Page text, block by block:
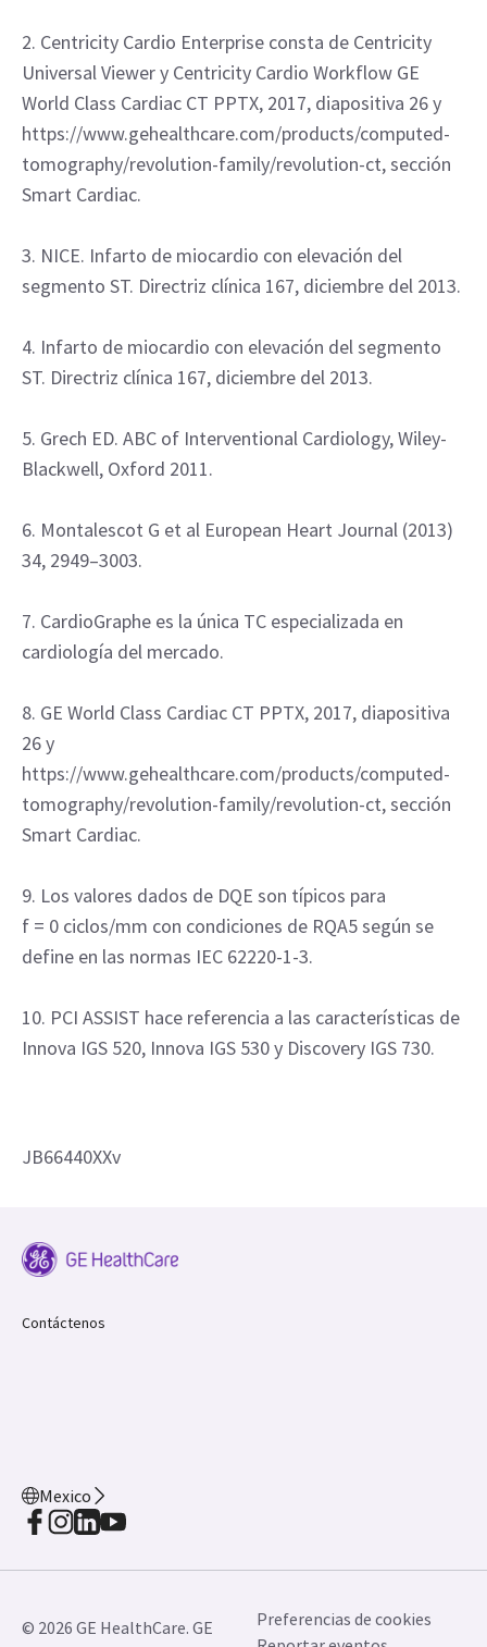
2. Centricity Cardio Enterprise consta de Centricity
Universal Viewer y Centricity Cardio Workflow GE
World Class Cardiac CT PPTX, 2017, diapositiva 26 y
https://www.gehealthcare.com/products/computed-
tomography/revolution-family/revolution-ct, sección
Smart Cardiac.
3. NICE. Infarto de miocardio con elevación del
segmento ST. Directriz clínica 167, diciembre del 2013.
4. Infarto de miocardio con elevación del segmento
ST. Directriz clínica 167, diciembre del 2013.
5. Grech ED. ABC of Interventional Cardiology, Wiley-
Blackwell, Oxford 2011.
6. Montalescot G et al European Heart Journal (2013)
34, 2949–3003.
7. CardioGraphe es la única TC especializada en
cardiología del mercado.
8. GE World Class Cardiac CT PPTX, 2017, diapositiva
26 y
https://www.gehealthcare.com/products/computed-
tomography/revolution-family/revolution-ct, sección
Smart Cardiac.
9. Los valores dados de DQE son típicos para
f = 0 ciclos/mm con condiciones de RQA5 según se
define en las normas IEC 62220-1-3.
10. PCI ASSIST hace referencia a las características de
Innova IGS 520, Innova IGS 530 y Discovery IGS 730.
JB66440XXv
Contáctenos
Mexico
© 2026 GE HealthCare. GE
Preferencias de cookies